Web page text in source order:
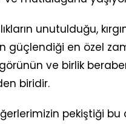
unutulduğu,
güçlendiği en özel
ve birlik
biridir.
pekiştiği bu